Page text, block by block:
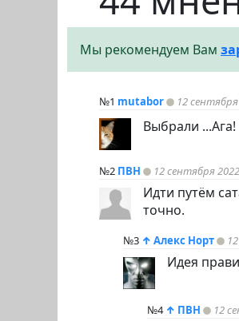
Мы рекомендуем Вам
№1 mutabor 12
Выбрали
№2 ПВН 12 сентября
Идти путём
точно.
№3 ↑ Алекс Норт
Идея
№4 ↑ ПВН 12